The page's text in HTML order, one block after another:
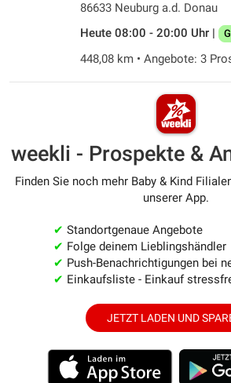
86633 Neuburg a.d. Donau
Heute 08:00 - 20:00 Uhr |
448,08 km • Angebote: 3
weekli - Prospekte &
Finden Sie noch mehr Baby & Kind
unserer App.
✔ Standortgenaue Angebote
✔ Folge deinem Lieblingshändler
✔ Push-Benachrichtigungen bei
✔ Einkaufsliste - Einkauf
JETZT LADEN UND